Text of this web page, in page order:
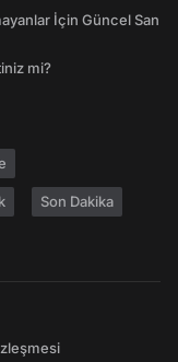
İçin Güncel San
mi?
Son Dakika